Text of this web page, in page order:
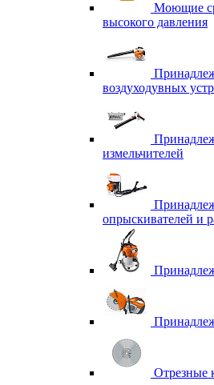
Моющие
высокого давления
воздуходувных
измельчителей
опрыскивателей и
Отрезные